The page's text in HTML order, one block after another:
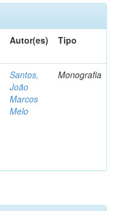
Autor(es) Tipo
Santos,
João
Marcos
Melo
Monografia